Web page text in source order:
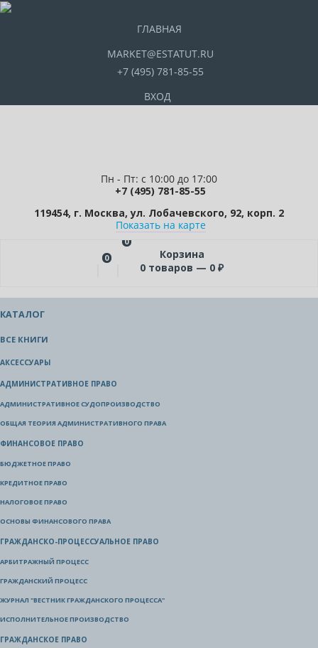
ГЛАВНАЯ
MARKET@ESTATUT.RU
+7 (495) 781-85-55
ВХОД
Пн - Пт: с 10:00 до 17:00
+7 (495) 781-85-55
119454, г. Москва, ул. Лобачевского, 92, корп. 2
Показать на карте
0
0
Корзина
0 товаров — 0 ₽
КАТАЛОГ
ВСЕ КНИГИ
АКСЕССУАРЫ
АДМИНИСТРАТИВНОЕ ПРАВО
АДМИНИСТРАТИВНОЕ СУДОПРОИЗВОДСТВО
ОБЩАЯ ТЕОРИЯ АДМИНИСТРАТИВНОГО ПРАВА
ФИНАНСОВОЕ ПРАВО
БЮДЖЕТНОЕ ПРАВО
КРЕДИТНОЕ ПРАВО
НАЛОГОВОЕ ПРАВО
ОСНОВЫ ФИНАНСОВОГО ПРАВА
ГРАЖДАНСКО-ПРОЦЕССУАЛЬНОЕ ПРАВО
АРБИТРАЖНЫЙ ПРОЦЕСС
ГРАЖДАНСКИЙ ПРОЦЕСС
ЖУРНАЛ "ВЕСТНИК ГРАЖДАНСКОГО ПРОЦЕССА"
ИСПОЛНИТЕЛЬНОЕ ПРОИЗВОДСТВО
ГРАЖДАНСКОЕ ПРАВО